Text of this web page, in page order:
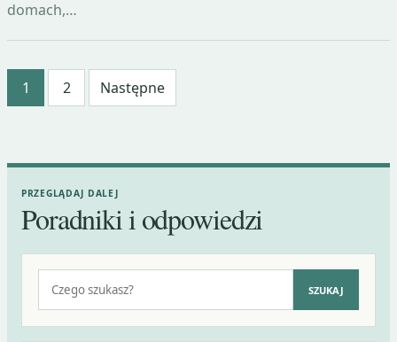
domach,…
Stronicowanie
wpisów
1 2 Następne
PRZEGLĄDAJ DALEJ
Poradniki i odpowiedzi
SZUKAJ